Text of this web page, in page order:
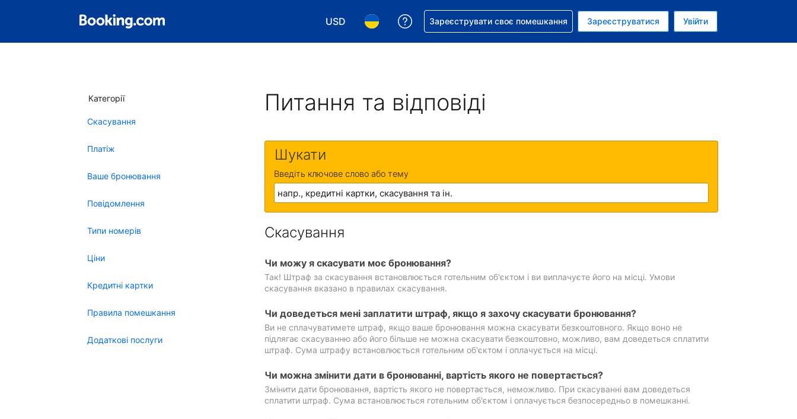
USD
Виберіть валюту. Ваша поточна валюта: Долар США
Виберіть мову. Ваша поточна мова: Українською
Отримайте допомогу з бронюванням
Зареєструвати своє помешкання Зареєструватися Увійти
Категорії
Скасування
Платіж
Ваше бронювання
Повідомлення
Типи номерів
Ціни
Кредитні картки
Правила помешкання
Додаткові послуги
Питання та відповіді
Шукати
Введіть ключове слово або тему
Скасування
Чи можу я скасувати моє бронювання?
Так! Штраф за скасування встановлюється готельним об'єктом і ви виплачуєте його на місці. Умови
скасування вказано в правилах скасування.
Чи доведеться мені заплатити штраф, якщо я захочу скасувати бронювання?
Ви не сплачуватимете штраф, якщо ваше бронювання можна скасувати безкоштовного. Якщо воно не
підлягає скасуванню або його більше не можна скасувати безкоштовно, можливо, вам доведеться сплатити
штраф. Сума штрафу встановлюється готельним об'єктом і оплачується на місці.
Чи можна змінити дати в бронюванні, вартість якого не повертається?
Змінити дати бронювання, вартість якого не повертається, неможливо. При скасуванні вам доведеться
сплатити штраф. Сума встановлюється готельним об'єктом і оплачується безпосередньо в помешканні.